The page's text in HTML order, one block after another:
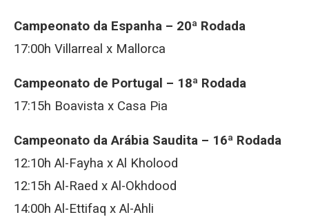
Campeonato da Espanha – 20ª Rodada
17:00h Villarreal x Mallorca
Campeonato de Portugal – 18ª Rodada
17:15h Boavista x Casa Pia
Campeonato da Arábia Saudita – 16ª Rodada
12:10h Al-Fayha x Al Kholood
12:15h Al-Raed x Al-Okhdood
14:00h Al-Ettifaq x Al-Ahli